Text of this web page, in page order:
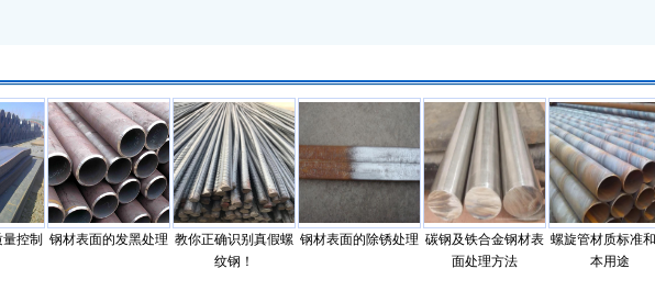
制 钢材表面的发黑处理 教你正确识别真假螺
纹钢！
钢材表面的除锈处理 碳钢及铁合金钢材表
面处理方法
螺旋管材质标准和基
本用途